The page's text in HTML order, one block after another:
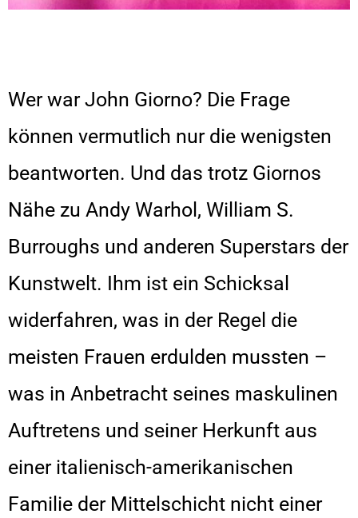
Wer war John Giorno? Die Frage
können vermutlich nur die wenigsten
beantworten. Und das trotz Giornos
Nähe zu Andy Warhol, William S.
Burroughs und anderen Superstars der
Kunstwelt. Ihm ist ein Schicksal
widerfahren, was in der Regel die
meisten Frauen erdulden mussten –
was in Anbetracht seines maskulinen
Auftretens und seiner Herkunft aus
einer italienisch-amerikanischen
Familie der Mittelschicht nicht einer